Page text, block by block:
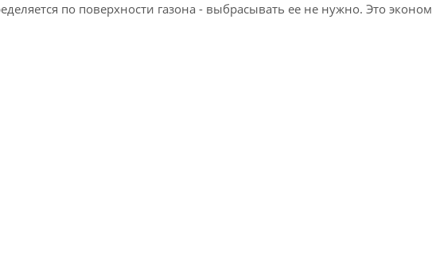
по поверхности газона - выбрасывать ее не нужно. Это